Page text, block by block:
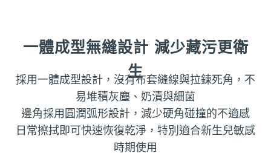
一體成型無縫設計 減少藏污更衛
生
採用一體成型設計，沒有布套縫線與拉鍊死角，不
易堆積灰塵、奶漬與細菌
邊角採用圓潤弧形設計，減少硬角碰撞的不適感
日常擦拭即可快速恢復乾淨，特別適合新生兒敏感
時期使用